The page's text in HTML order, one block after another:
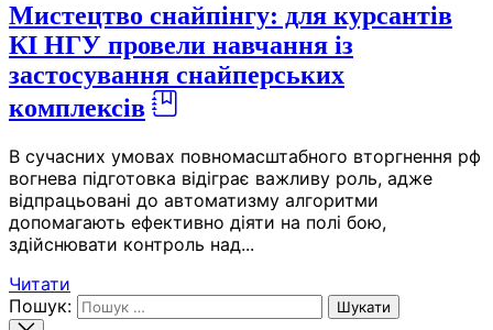
Мистецтво снайпінгу: для курсантів
КІ НГУ провели навчання із
застосування снайперських
комплексів
В сучасних умовах повномасштабного вторгнення рф
вогнева підготовка відіграє важливу роль, адже
відпрацьовані до автоматизму алгоритми
допомагають ефективно діяти на полі бою,
здійснювати контроль над...
Читати
Пошук: